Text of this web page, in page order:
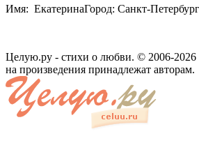
Имя: ЕкатеринаГород: Санкт-Петербург
Целую.ру - стихи о любви. © 2006-2026
на произведения принадлежат авторам.